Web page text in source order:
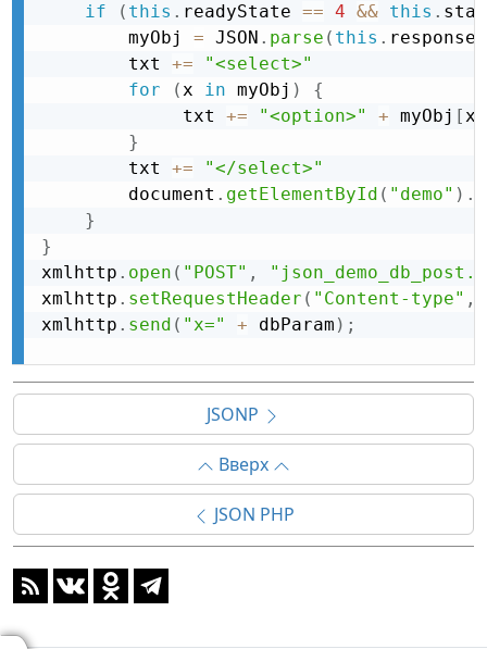
if
( this . readyState == 4 && this .
        myObj
= JSON . parse ( this .
        txt
+=
"<select>"
for
(x in myObj )
{
             txt
+= "<option>" + myObj [x
}
        txt
+=
"</select>"
        document
. getElementById ( "demo" ) .
}
}
xmlhttp . open ( "POST" ,
xmlhttp . setRequestHeader ( "Content-type" ,
xmlhttp . send ( "x=" + dbParam ) ;
JSONP
Вверх
JSON PHP